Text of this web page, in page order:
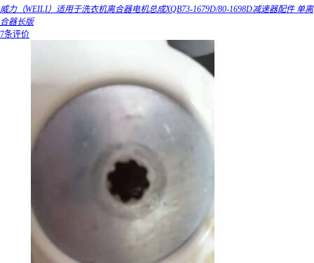
威力（WEILI）适用于洗衣机离合器电机总成XQB73-1679D/80-1698D减速器配件 单离
合器长版
7条评价